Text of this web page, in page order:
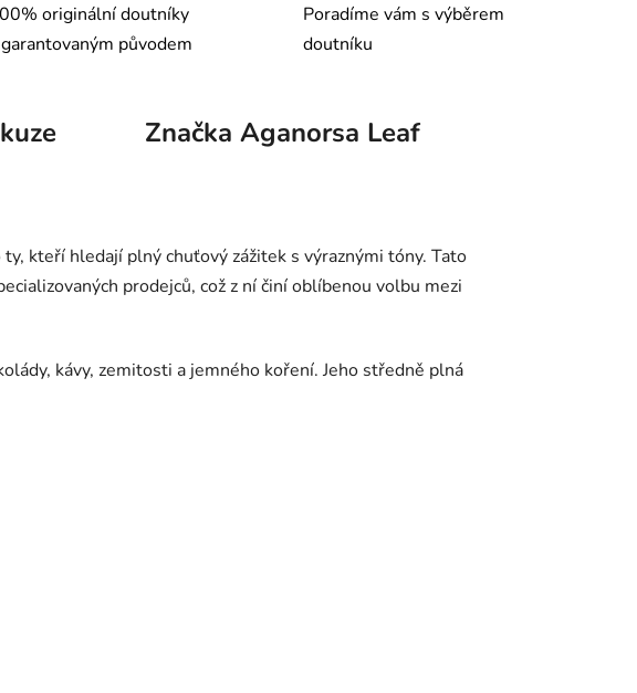
originální doutníky
původem
Poradíme vám s výběrem
doutníku
Značka Aganorsa Leaf
kteří hledají plný chuťový zážitek s výraznými tóny. Tato
prodejců, což z ní činí oblíbenou volbu mezi
kávy, zemitosti a jemného koření. Jeho středně plná